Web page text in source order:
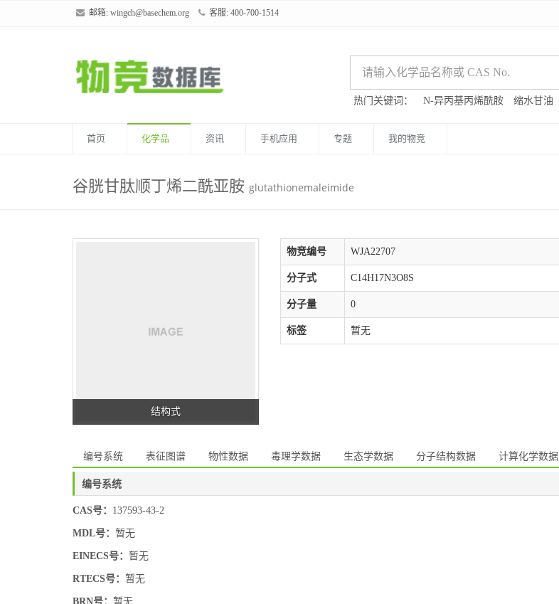
邮箱: wingch@basechem.org 客服: 400-700-1514
热门关键词： N-异丙基丙烯酰胺 缩水甘油
首页 化学品 资讯 手机应用 专题 我的物竞
谷胱甘肽顺丁烯二酰亚胺 glutathionemaleimide
结构式
物竞编号 WJA22707
分子式 C14H17N3O8S
分子量 0
标签 暂无
编号系统 表征图谱 物性数据 毒理学数据 生态学数据 分子结构数据 计算化学数据
编号系统
CAS号： 137593-43-2
MDL号： 暂无
EINECS号： 暂无
RTECS号： 暂无
BRN号： 暂无